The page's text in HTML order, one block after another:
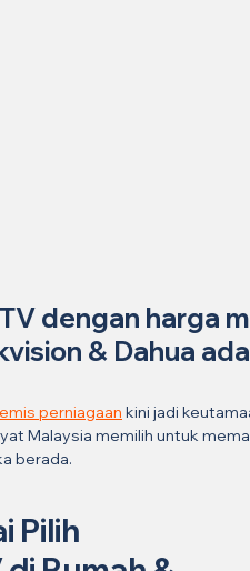
dengan harga
& Dahua
perniagaan kini jadi
Malaysia memilih untuk
berada.
Pilih